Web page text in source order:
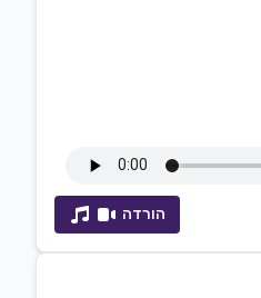
הורדה